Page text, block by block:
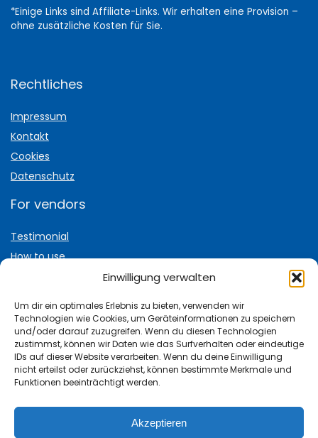
Einwilligung verwalten
Um dir ein optimales Erlebnis zu bieten, verwenden wir
Technologien wie Cookies, um Geräteinformationen zu speichern
und/oder darauf zuzugreifen. Wenn du diesen Technologien
zustimmst, können wir Daten wie das Surfverhalten oder eindeutige
IDs auf dieser Website verarbeiten. Wenn du deine Einwilligung
nicht erteilst oder zurückziehst, können bestimmte Merkmale und
Funktionen beeinträchtigt werden.
Akzeptieren
*Einige Links sind Affiliate-Links. Wir erhalten eine Provision –
ohne zusätzliche Kosten für Sie.
Rechtliches
Impressum
Kontakt
Cookies
Datenschutz
For vendors
Testimonial
How to use
Keine Angebote verpassen:
Hubwagen.de Gutschein